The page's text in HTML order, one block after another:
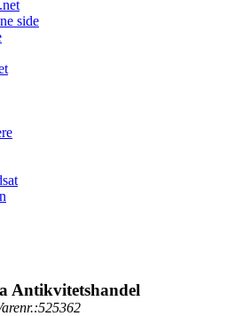
side
Antikvitetshandel